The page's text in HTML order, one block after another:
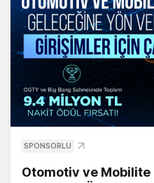
SPONSORLU
Otomotiv ve